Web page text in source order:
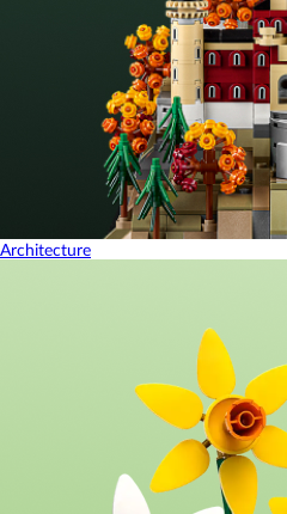
Architecture